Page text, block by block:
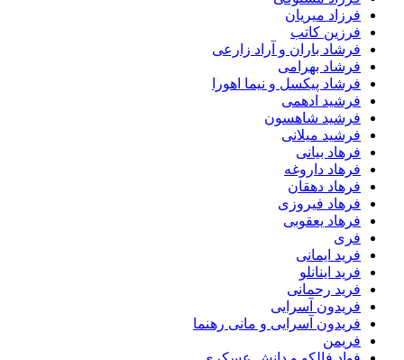
فرزاد میریان
فرزین کاتب
فرشاد باران و آراد زارعی
فرشاد بهرامی
فرشاد پیکسل و نیما اهورا
فرشید ادهمی
فرشید شاهسون
فرشید میلانی
فرهاد بیانی
فرهاد داروغه
فرهاد دهقان
فرهاد فیروزی
فرهاد یعقوبی
فری
فرید ایمانی
فرید اینانلو
فرید رحمانی
فریدون آسرایی
فریدون آسرایی و مانی رهنما
فریمن